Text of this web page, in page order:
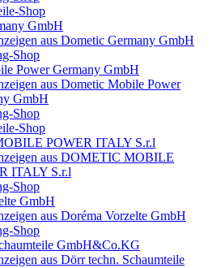
Shop
GmbH
aus Dometic Germany GmbH
Shop
Power Germany GmbH
aus Dometic Mobile Power
GmbH
Shop
Shop
POWER ITALY S.r.l
aus DOMETIC MOBILE
ITALY S.r.l
Shop
GmbH
aus Doréma Vorzelte GmbH
Shop
GmbH&Co.KG
aus Dörr techn. Schaumteile